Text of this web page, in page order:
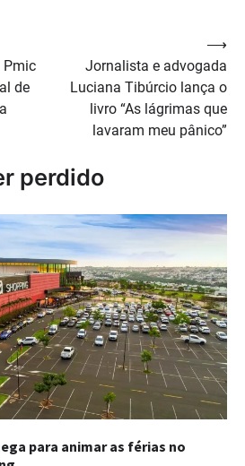
Pmic
de
Jornalista e advogada
Luciana Tibúrcio lança o
livro “As lágrimas que
lavaram meu pânico”
⟶
perdido
para animar as férias no